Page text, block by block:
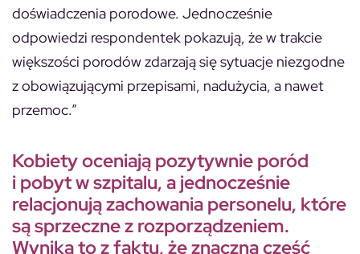
doświadczenia porodowe. Jednocześnie
odpowiedzi respondentek pokazują, że w trakcie
większości porodów zdarzają się sytuacje niezgodne
z obowiązującymi przepisami, nadużycia, a nawet
przemoc.”
Kobiety oceniają pozytywnie poród
i pobyt w szpitalu, a jednocześnie
relacjonują zachowania personelu, które
są sprzeczne z rozporządzeniem.
Wynika to z faktu, że znaczna część